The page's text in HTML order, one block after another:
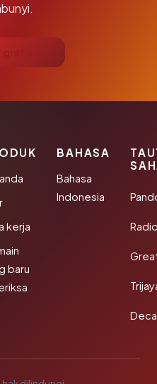
→
kerja
baru
BAHASA
Bahasa
Indonesia